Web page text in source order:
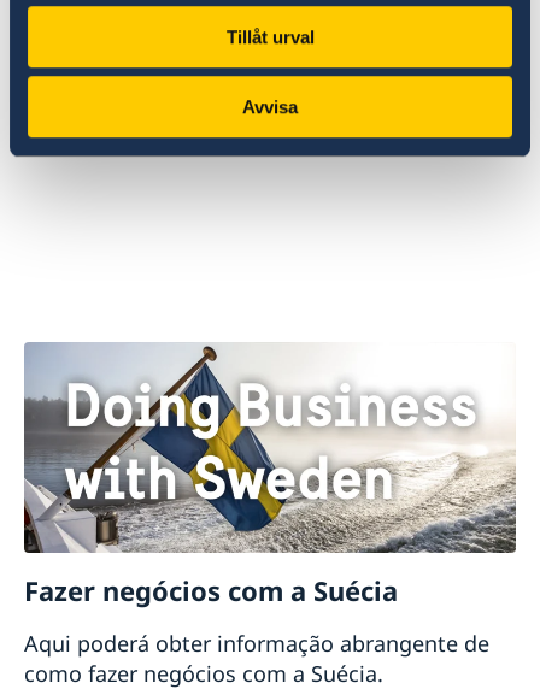
Tillåt urval
Avvisa
Fazer negócios com a Suécia
Aqui poderá obter informação abrangente de
como fazer negócios com a Suécia.